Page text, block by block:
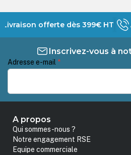
Livraison offerte dès 399€ HT
Inscrivez-vous à
Adresse e-mail *
A propos
Qui sommes-nous ?
Notre engagement RSE
Equipe commerciale